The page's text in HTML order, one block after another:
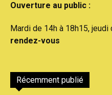
Ouverture au public :
Mardi de 14h à 18h15, jeudi
rendez-vous
Récemment publié